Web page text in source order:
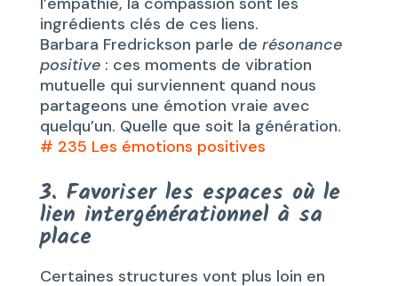
ingrédients clés de ces liens.
Barbara Fredrickson parle de résonance
positive: ces moments de vibration
mutuelle qui surviennent quand nous
partageons une émotion vraie avec
quelqu’un. Quelle que soit la génération.
# 235 Les émotions positives
3. Favoriser les espaces où le
lien intergénérationnel à sa
place
Certaines structures vont plus loin en